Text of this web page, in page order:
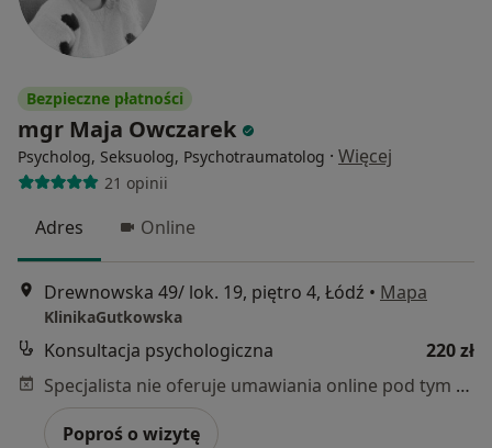
Bezpieczne płatności
mgr Maja Owczarek
Psycholog, Seksuolog, Psychotraumatolog · Więcej
21 opinii
Adres Online
Drewnowska 49/ lok. 19, piętro 4, Łódź • Mapa
KlinikaGutkowska
Konsultacja psychologiczna
220 zł
Specjalista nie oferuje umawiania online pod tym adresem.
Poproś o wizytę